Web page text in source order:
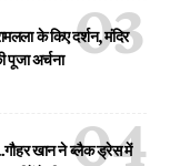
के किए दर्शन, मंदिर
पूजा अर्चना
खान ने ब्लैक ड्रेस में